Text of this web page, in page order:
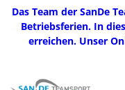
Das Team der SanDe
Betriebsferien. In
erreichen. Unser